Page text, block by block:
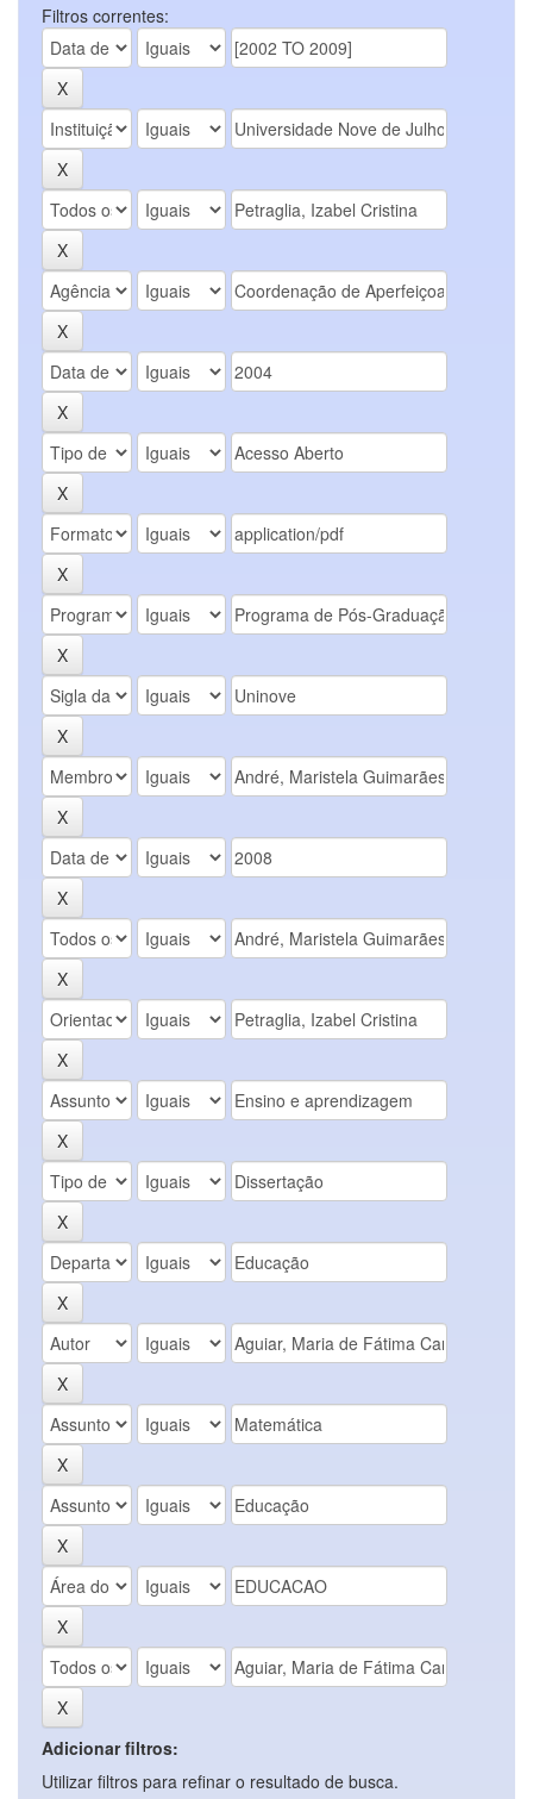
Filtros correntes:
Adicionar filtros:
Utilizar filtros para refinar o resultado de busca.